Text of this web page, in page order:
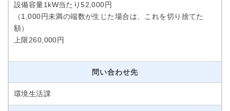
設備容量1kW当たり52,000円
（1,000円未満の端数が生じた場合は、これを切り捨てた
額）
上限260,000円
問い合わせ先
環境生活課